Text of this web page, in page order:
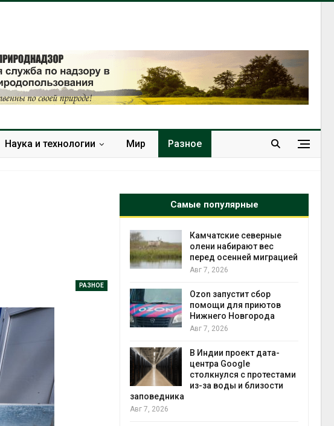
Наука и технологии Мир Разное
РАЗНОЕ
Самые популярные
экологический контроль
в России фактически
ушёл от проверок к
Южная Корея ускорит
развитие солнечной
энергетики из-за роста
спроса со стороны ИИ
Камчатские северные
олени набирают вес
перед осенней миграцией
Авг 7, 2026
Ozon запустит сбор
помощи для приютов
Нижнего Новгорода
Авг 7, 2026
В Индии проект дата-
центра Google
столкнулся с протестами
из-за воды и близости
заповедника
Авг 7, 2026